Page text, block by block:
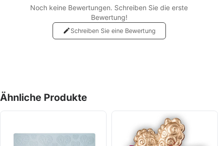
Noch keine Bewertungen. Schreiben Sie die erste
Bewertung!
Schreiben Sie eine Bewertung
Ähnliche Produkte